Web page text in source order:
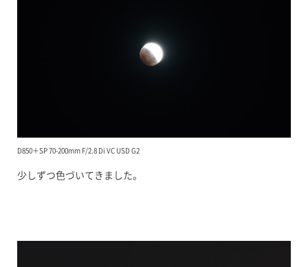
D850＋SP 70-200mm F/2.8 Di VC USD G2
少しずつ色づいてきました。